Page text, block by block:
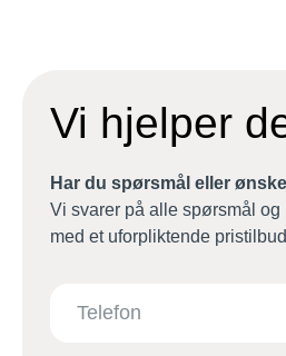
Vi hjelper
Har du spørsmål eller
Vi svarer på alle spørsmål
med et uforpliktende